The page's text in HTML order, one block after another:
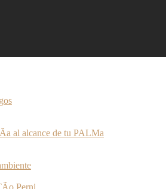
al alcance de tu PALMa
Perni